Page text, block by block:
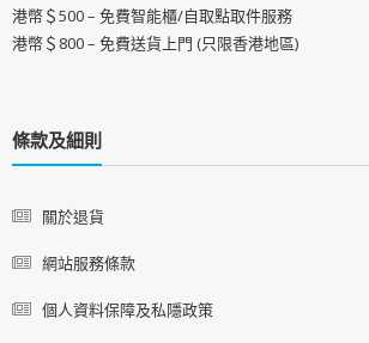
港幣＄500 – 免費智能櫃/自取點取件服務
港幣＄800 – 免費送貨上門 (只限香港地區)
條款及細則
關於退貨
網站服務條款
個人資料保障及私隱政策